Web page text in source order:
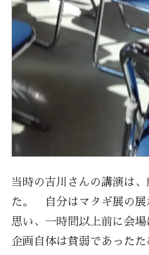
当時の吉川さんの講演は
た。 自分はマタギ展の展
思い、一時間以上前に会
企画自体は貧弱であった